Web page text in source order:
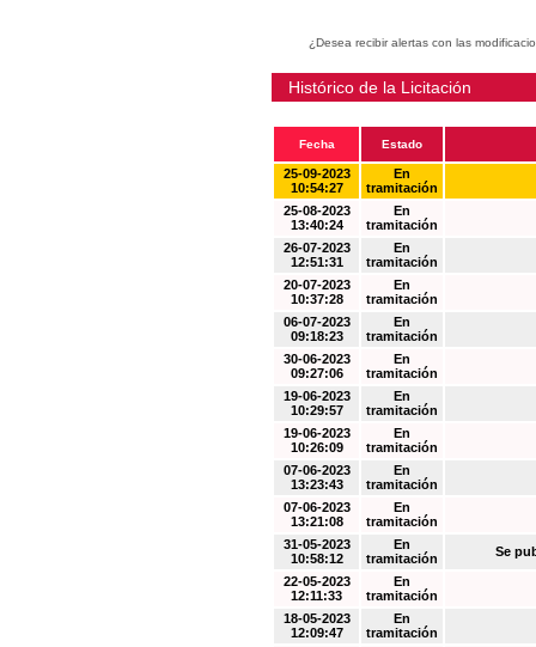
¿Desea recibir alertas con las
Histórico de la Licitación
Fecha Estado
25-09-2023
10:54:27
En
tramitación
25-08-2023
13:40:24
En
tramitación
26-07-2023
12:51:31
En
tramitación
20-07-2023
10:37:28
En
tramitación
06-07-2023
09:18:23
En
tramitación
30-06-2023
09:27:06
En
tramitación
19-06-2023
10:29:57
En
tramitación
19-06-2023
10:26:09
En
tramitación
07-06-2023
13:23:43
En
tramitación
07-06-2023
13:21:08
En
tramitación
31-05-2023
10:58:12
En
tramitación
Se
22-05-2023
12:11:33
En
tramitación
18-05-2023
12:09:47
En
tramitación